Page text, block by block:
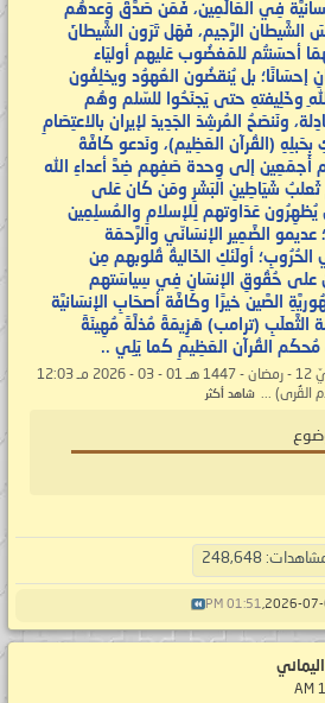
فِي العَالَمِين، فَمَن صَدَّقَ وَعدهُم
الشَّيطان الرَّجيم، فَهَل تَرَون الشَّيطانَ
أحسَنتُم للمَغضُوب عَليهم أوليَاء
إحسَانًا؛ بل يُنقضُون العُهوُد ويخلِفُون
وخَلِيفتهِ حتى يَجنَحُوا للسّلم وهُم
ونَنصَحُ المُرشِدَ الجَدِيدَ لإيران بالاعتِصَامِ
(القُرآن العَظِيم)، ونَدعو كَافَّةَ
أجمَعِين إلى وِحدة صَفِهم ضِدَّ أعداءِ الله
ثَعلبُ شَيَاطِينِ البَشَرِ ومَن كَان عَلى
يُظهِرُون عَدَاوتهم لِلإسلامِ والمُسلِمِين
عديمو الضَّمِير الإنسَانّي والرَّحمَة
الحُرُوبِ؛ أولَئكِ الخَاليةُ قُلوبهم مِن
على حُقُوقِ الإنسَانِ فِي سِياسَتهم
الصَّين خيرًا وكَافَّة أصحَابِ الإنسَانيَّة
الثَّعلَبِ (ترامب) هَزِيمَةً مُذلَّهً مُهِينَةً
مُحكَم القُرآن العَظِيمِ كَما يَلِي ..
الإمام المهديّ ناصِر مُحَمَّد اليمانيّ 12 - رمضان - 1447 هـ 01 - 03 - 2026 مـ 12:03
القُرى) ... شاهد أكثر
248,648
01:51 PM